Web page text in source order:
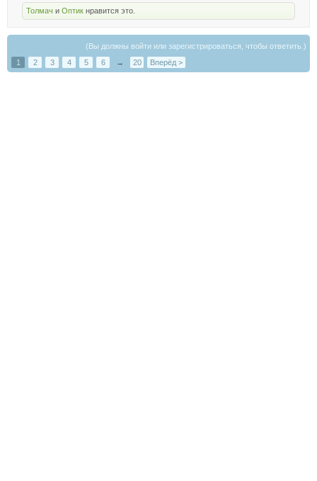
Толмач и Оптик нравится это.
(Вы должны войти или зарегистрироваться, чтобы ответить.)
1
2 3 4 5 6 → 20 Вперёд >